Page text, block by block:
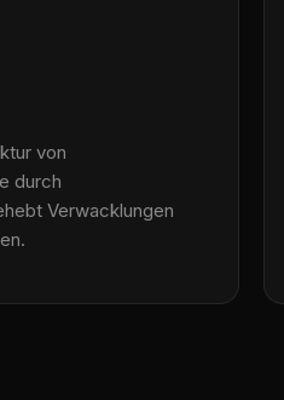
von
durch
Verwacklungen